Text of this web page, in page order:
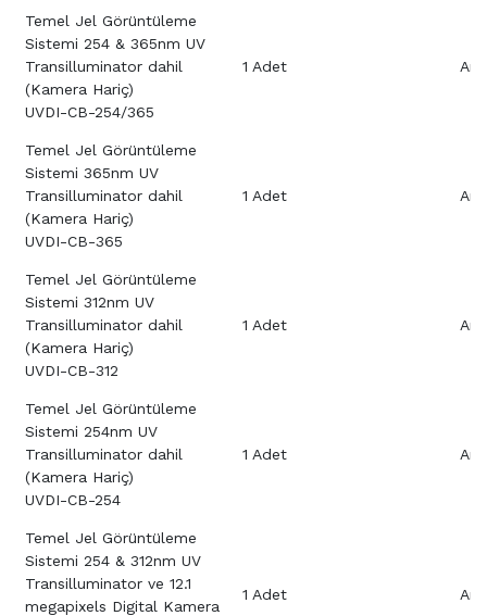
Temel Jel Görüntüleme
Sistemi 254 & 365nm UV
Transilluminator dahil
(Kamera Hariç)
UVDI-CB-254/365
1 Adet
Temel Jel Görüntüleme
Sistemi 365nm UV
Transilluminator dahil
(Kamera Hariç)
UVDI-CB-365
1 Adet
Temel Jel Görüntüleme
Sistemi 312nm UV
Transilluminator dahil
(Kamera Hariç)
UVDI-CB-312
1 Adet
Temel Jel Görüntüleme
Sistemi 254nm UV
Transilluminator dahil
(Kamera Hariç)
UVDI-CB-254
1 Adet
Temel Jel Görüntüleme
Sistemi 254 & 312nm UV
Transilluminator ve 12.1
megapixels Digital Kamera
1 Adet